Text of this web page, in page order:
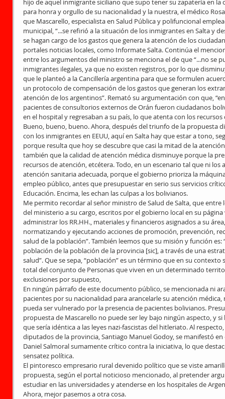
hijo de aquel inmigrante siciliano que supo tener su zapatería en la
para honra y orgullo de su nacionalidad y la nuestra, el médico
que Mascarello, especialista en Salud Pública y polifuncional
municipal, “...se refirió a la situación de los inmigrantes en Salta y
se hagan cargo de los gastos que genera la atención de los
portales noticias locales, como Informate Salta. Continúa el
entre los argumentos del ministro se menciona el de que “...no se
inmigrantes ilegales, ya que no existen registros, por lo que
que le planteó a la Cancillería argentina para que se formulen
un protocolo de compensación de los gastos que generan los
atención de los argentinos”. Remató su argumentación con que,
pacientes de consultorios externos de Orán fueron ciudadanos
en el hospital y regresaban a su país, lo que atenta con los recursos
Bueno, bueno, bueno. Ahora, después del triunfo de la propuesta
con los inmigrantes en EEUU, aquí en Salta hay que estar a tono,
porque resulta que hoy se descubre que casi la mitad de la
también que la calidad de atención médica disminuye porque la
recursos de atención, etcétera. Todo, en un escenario tal que ni
atención sanitaria adecuada, porque el gobierno prioriza la
empleo público, antes que presupuestar en serio sus servicios
Educación. Encima, les echan las culpas a los bolivianos.
Me permito recordar al señor ministro de Salud de Salta, que
del ministerio a su cargo, escritos por el gobierno local en su
administrar los RR.HH., materiales y financieros asignados a su
normatizando y ejecutando acciones de promoción, prevención,
salud de la población”. También leemos que su misión y función
población de la población de la provincia [sic], a través de una
salud”. Que se sepa, “población” es un término que en su
total del conjunto de Personas que viven en un determinado
exclusiones por supuesto,
En ningún párrafo de este documento público, se mencionada ni
pacientes por su nacionalidad para arancelarle su atención
pueda ser vulnerado por la presencia de pacientes bolivianos.
propuesta de Mascarello no puede ser ley bajo ningún aspecto, y
que sería idéntica a las leyes nazi-fascistas del hitleriato. Al
diputados de la provincia, Santiago Manuel Godoy, se manifestó
Daniel Salmoral sumamente crítico contra la iniciativa, lo que
sensatez política.
El pintoresco empresario rural devenido político que se viste
propuesta, según el portal noticioso mencionado, al pretender
estudiar en las universidades y atenderse en los hospitales de
Ahora, mejor pasemos a otra cosa.